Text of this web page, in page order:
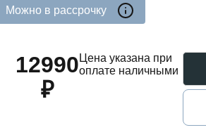
Можно в рассрочку
12990
₽
Цена указана при
оплате наличными